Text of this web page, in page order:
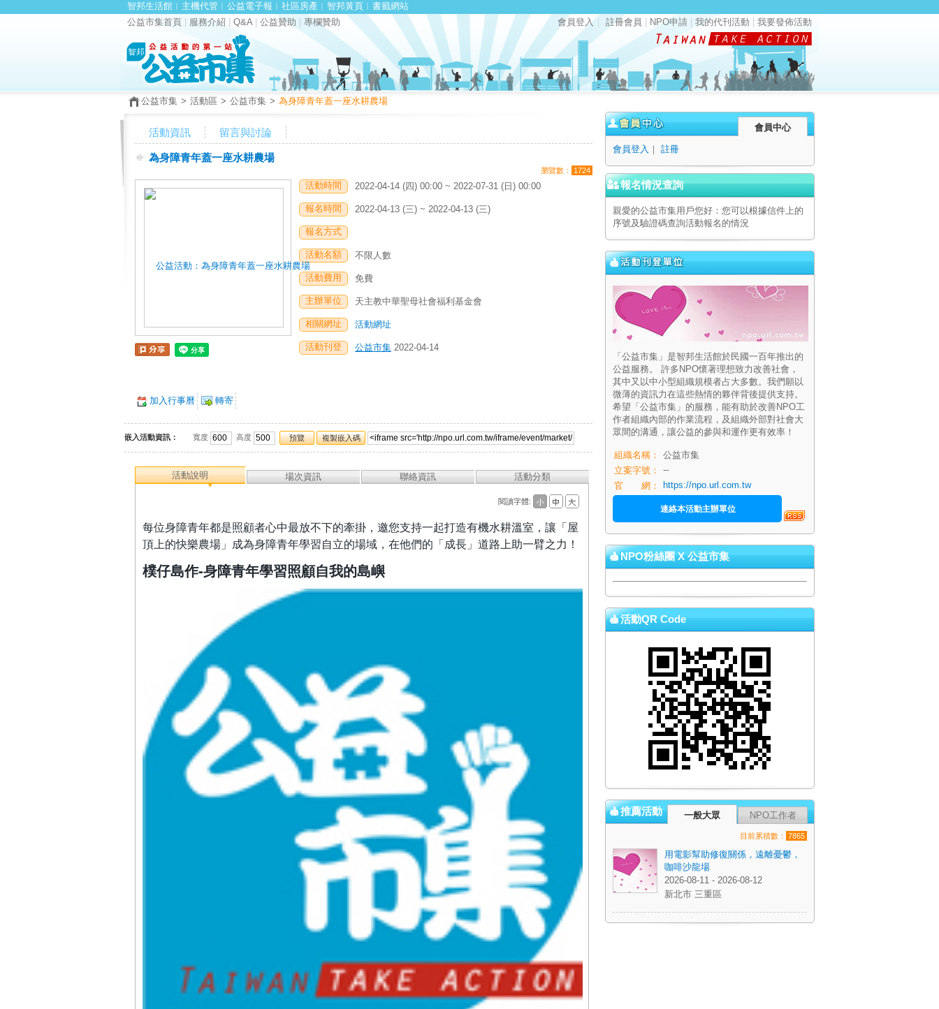
智邦生活館 ︱ 主機代管 ︱ 公益電子報 ︱ 社區房產 ︱ 智邦黃頁 ︱ 書籤網站
公益市集首頁
服務介紹 Q&A| 公益贊助 專欄贊助 會員登入｜ 註冊會員 NPO申請 我的代刊活動 我要發佈活動
公益市集 > 活動區 > 公益市集 > 為身障青年蓋一座水耕農場
活動資訊 留言與討論
為身障青年蓋一座水耕農場
瀏覽數： 1724
加入行事曆 轉寄
活動時間 2022-04-14 (四) 00:00 ~ 2022-07-31 (日) 00:00
報名時間 2022-04-13 (三) ~ 2022-04-13 (三)
報名方式
活動名額 不限人數
活動費用 免費
主辦單位 天主教中華聖母社會福利基金會
相關網址 活動網址
活動刊登 公益市集 2022-04-14
嵌入活動資訊： 寬度 高度 預覽 複製嵌入碼
活動說明 場次資訊 聯絡資訊 活動分類
閱讀字體:
每位身障青年都是照顧者心中最放不下的牽掛，邀您支持一起打造有機水耕溫室，讓「屋
頂上的快樂農場」成為身障青年學習自立的場域，在他們的「成長」道路上助一臂之力！
樸仔島作-身障青年學習照顧自我的島嶼
會員中心
會員登入 ｜ 註冊
報名情況查詢
親愛的公益市集用戶您好：您可以根據信件上的
序號及驗證碼查詢活動報名的情況
「公益市集」是智邦生活館於民國一百年推出的
公益服務。 許多NPO懷著理想致力改善社會，
其中又以中小型組織規模者占大多數。我們願以
微薄的資訊力在這些熱情的夥伴背後提供支持。
希望「公益市集」的服務，能有助於改善NPO工
作者組織內部的作業流程，及組織外部對社會大
眾間的溝通，讓公益的參與和運作更有效率！
組織名稱：
公益市集
立案字號：
--
官
網： https://npo.url.com.tw
連絡本活動主辦單位
NPO粉絲團 X 公益市集
活動QR Code
推薦活動 一般大眾 NPO工作者
目前累積數： 7865
用電影幫助修復關係，遠離憂鬱，
咖啡沙龍場
2026-08-11 - 2026-08-12
新北市 三重區